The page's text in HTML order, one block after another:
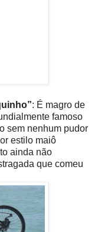
: É magro de
famoso
sem nenhum pudor
estilo maiô
ainda não
que comeu